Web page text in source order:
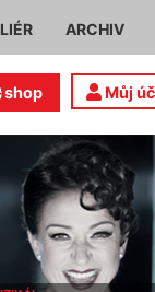
ARCHIV
shop Můj